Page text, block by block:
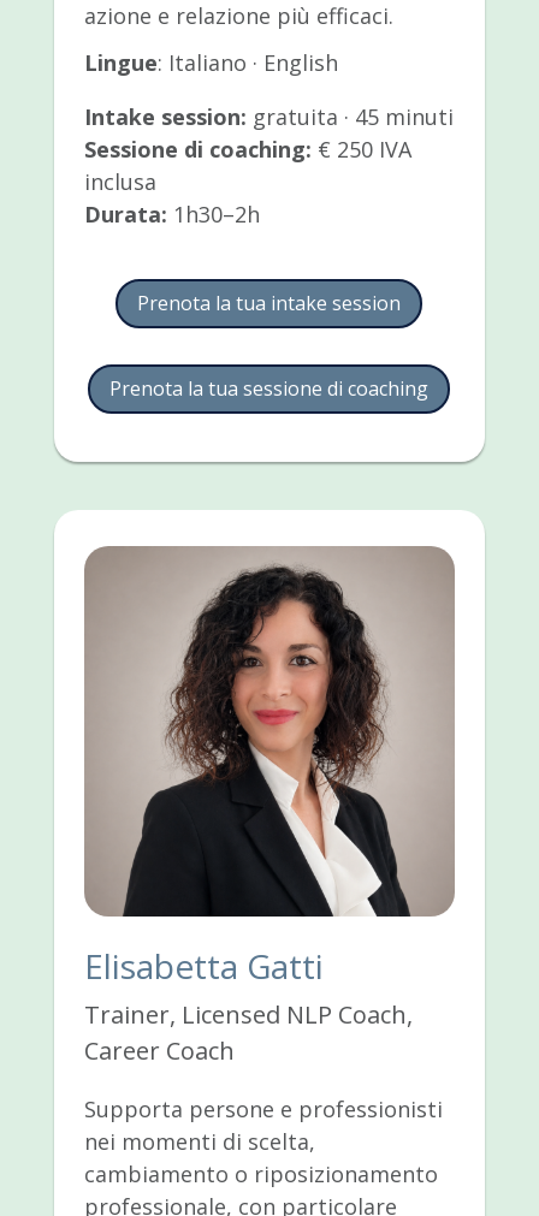
azione e relazione più efficaci.
Lingue: Italiano · English
Intake session: gratuita · 45 minuti
Sessione di coaching: € 250 IVA
inclusa
Durata: 1h30–2h
Prenota la tua intake session
Prenota la tua sessione di coaching
Elisabetta Gatti
Trainer, Licensed NLP Coach,
Career Coach
Supporta persone e professionisti
nei momenti di scelta,
cambiamento o riposizionamento
professionale, con particolare